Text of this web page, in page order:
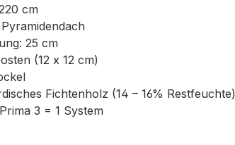
cm
25 cm
(12 x 12 cm)
Fichtenholz (14 – 16% Restfeuchte)
3 = 1 System